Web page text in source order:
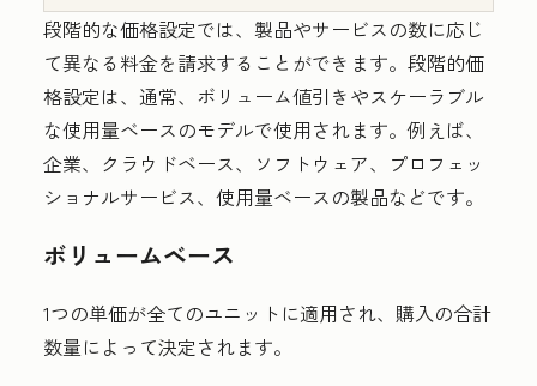
段階的な価格設定では、製品やサービスの数に応じ
て異なる料金を請求することができます。段階的価
格設定は、通常、ボリューム値引きやスケーラブル
な使用量ベースのモデルで使用されます。例えば、
企業、クラウドベース、ソフトウェア、プロフェッ
ショナルサービス、使用量ベースの製品などです。
ボリュームベース
1つの単価が全てのユニットに適用され、購入の合計
数量によって決定されます。